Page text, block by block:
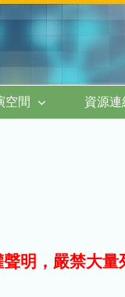
空間 資源連
明，嚴禁大